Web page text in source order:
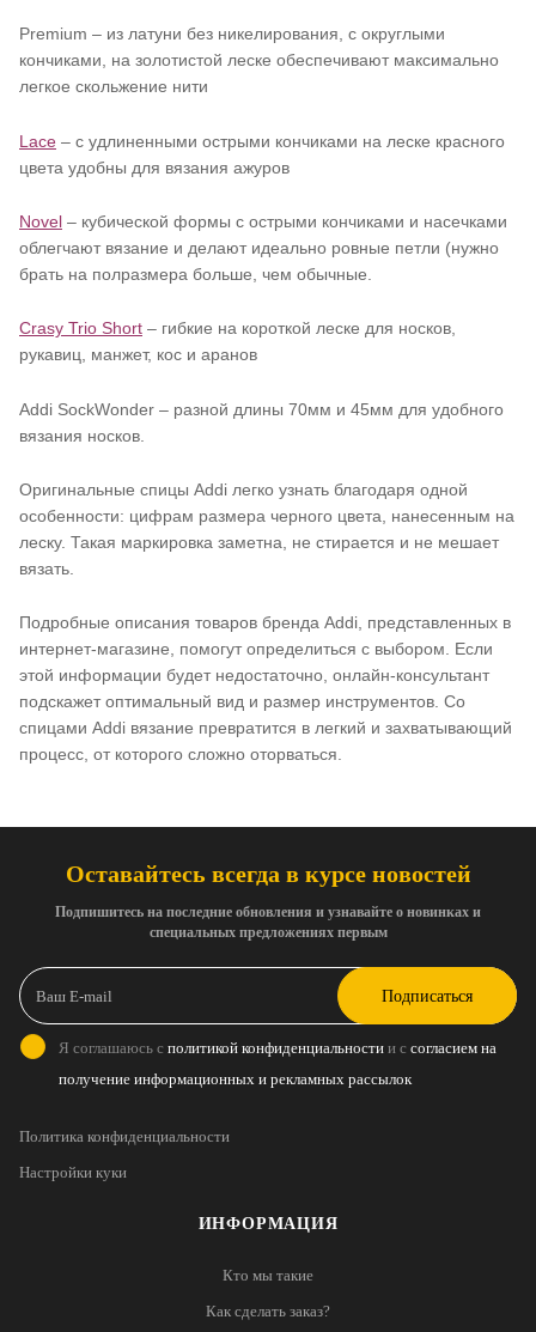
Premium – из латуни без никелирования, с округлыми
кончиками, на золотистой леске обеспечивают максимально
легкое скольжение нити
Lace – с удлиненными острыми кончиками на леске красного
цвета удобны для вязания ажуров
Novel – кубической формы с острыми кончиками и насечками
облегчают вязание и делают идеально ровные петли (нужно
брать на полразмера больше, чем обычные.
Crasy Trio Short – гибкие на короткой леске для носков,
рукавиц, манжет, кос и аранов
Addi SockWonder – разной длины 70мм и 45мм для удобного
вязания носков.
Оригинальные спицы Addi легко узнать благодаря одной
особенности: цифрам размера черного цвета, нанесенным на
леску. Такая маркировка заметна, не стирается и не мешает
вязать.
Подробные описания товаров бренда Addi, представленных в
интернет-магазине, помогут определиться с выбором. Если
этой информации будет недостаточно, онлайн-консультант
подскажет оптимальный вид и размер инструментов. Со
спицами Addi вязание превратится в легкий и захватывающий
процесс, от которого сложно оторваться.
ИНФОРМАЦИЯ
Кто мы такие
Как сделать заказ?
Оставайтесь всегда в курсе новостей
Подпишитесь на последние обновления и узнавайте о новинках и
специальных предложениях первым
Подписаться
Я соглашаюсь с политикой конфиденциальности и с согласием на
получение информационных и рекламных рассылок
Политика конфиденциальности
Настройки куки